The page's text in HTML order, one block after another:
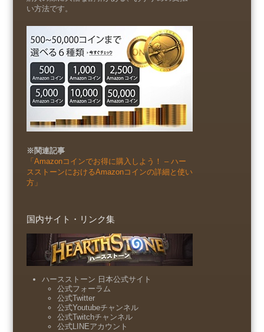
い方法です。
※関連記事
「Amazonコインでお得に購入しよう！ – ハー
スストーンにおけるAmazonコインの詳細と使い
方」
国内サイト・リンク集
ハースストーン 日本公式サイト
公式フォーラム
公式Twitter
公式Youtubeチャンネル
公式Twitchチャンネル
公式LINEアカウント